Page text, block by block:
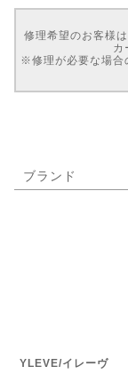
修理希望のお客様は
カ
※修理が必要な場合
ブランド
YLEVE/イレーヴ